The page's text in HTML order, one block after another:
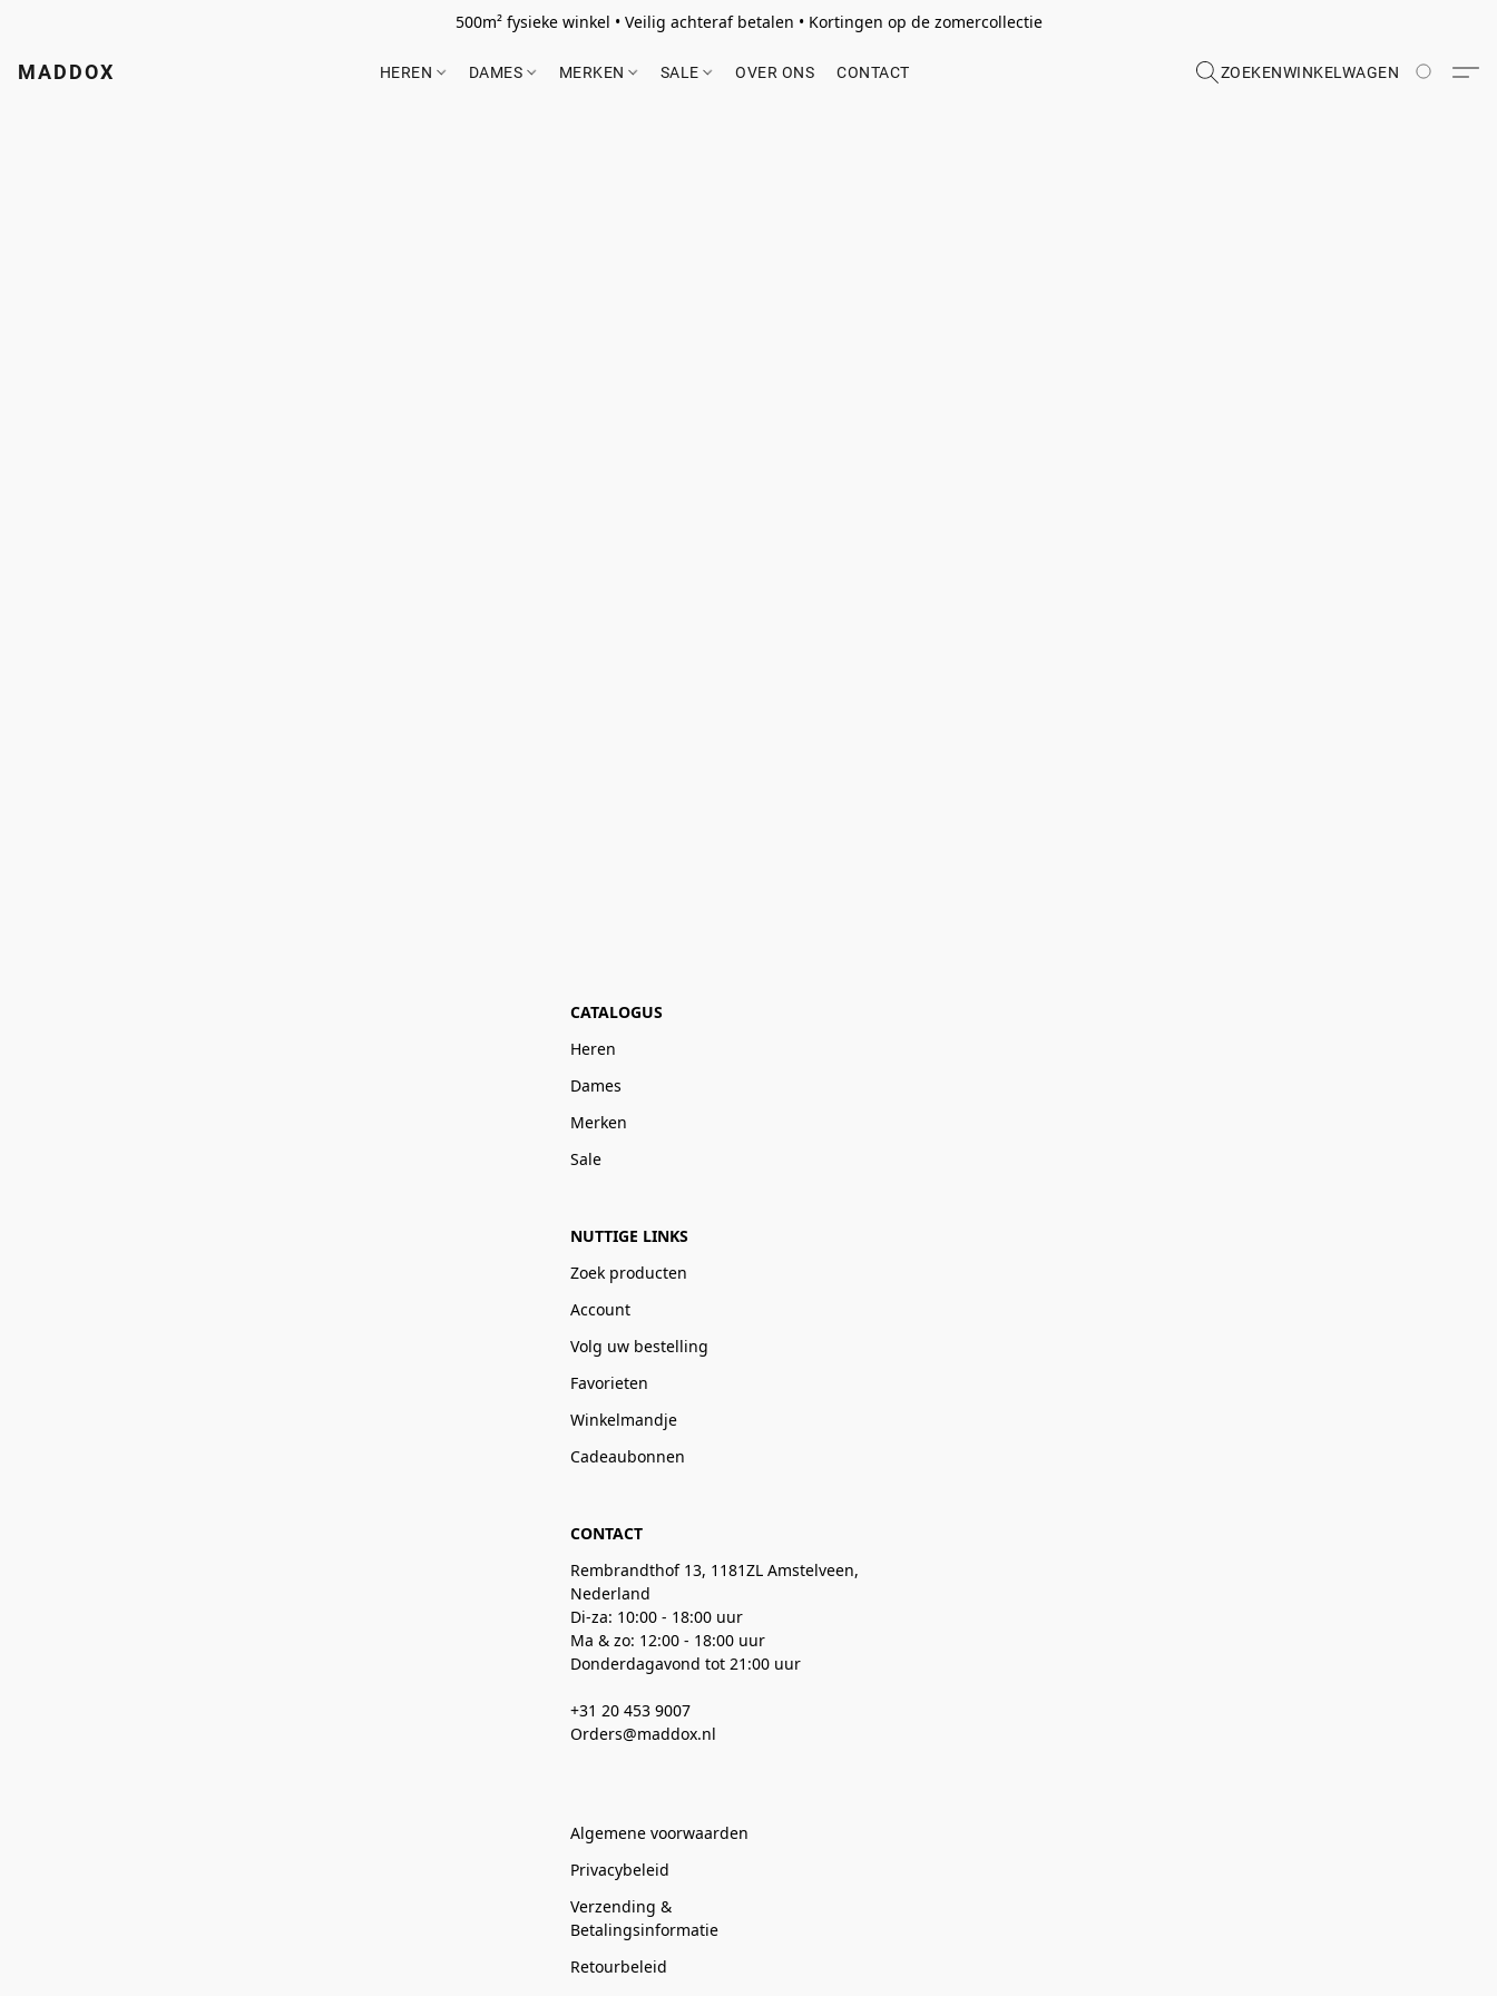
500m² fysieke winkel • Veilig achteraf betalen • Kortingen op de zomercollectie
MADDOX HEREN DAMES MERKEN SALE OVER ONS CONTACT ZOEKENWINKELWAGEN
CATALOGUS
Heren
Dames
Merken
Sale
NUTTIGE LINKS
Zoek producten
Account
Volg uw bestelling
Favorieten
Winkelmandje
Cadeaubonnen
CONTACT
Rembrandthof 13, 1181ZL Amstelveen,
Nederland
Di-za: 10:00 - 18:00 uur
Ma & zo: 12:00 - 18:00 uur
Donderdagavond tot 21:00 uur
+31 20 453 9007
Orders@maddox.nl
Algemene voorwaarden
Privacybeleid
Verzending &
Betalingsinformatie
Retourbeleid